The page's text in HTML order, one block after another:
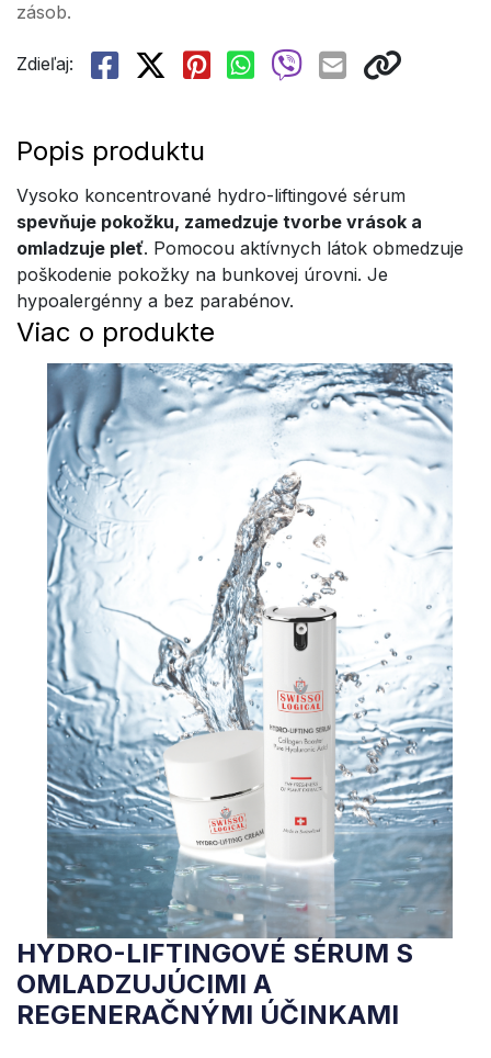
zásob.
Zdieľaj:
Popis produktu
Vysoko koncentrované hydro-liftingové sérum
spevňuje pokožku, zamedzuje tvorbe vrások a
omladzuje pleť. Pomocou aktívnych látok obmedzuje
poškodenie pokožky na bunkovej úrovni. Je
hypoalergénny a bez parabénov.
Viac o produkte
HYDRO-LIFTINGOVÉ SÉRUM S
OMLADZUJÚCIMI A
REGENERAČNÝMI ÚČINKAMI